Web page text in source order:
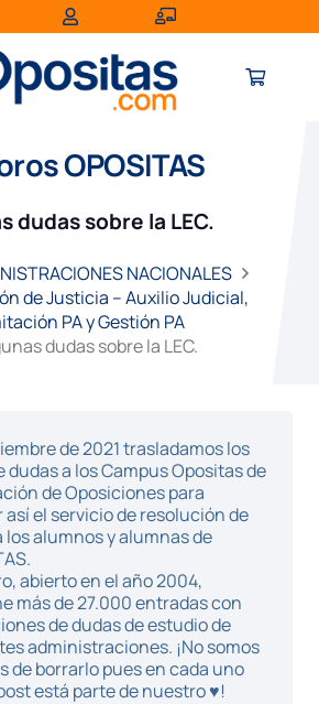
OPOSITAS
dudas sobre la LEC.
NACIONALES
de Justicia – Auxilio Judicial,
PA y Gestión PA
dudas sobre la LEC.
de 2021 trasladamos los
dudas a los Campus Opositas de
de Oposiciones para
así el servicio de resolución de
los alumnos y alumnas de
abierto en el año 2004,
más de 27.000 entradas con
de dudas de estudio de
administraciones. ¡No somos
de borrarlo pues en cada uno
está parte de nuestro ♥!